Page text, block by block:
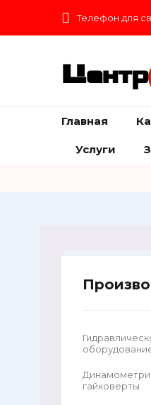
Телефон для
Центр
Главная
Услуги
гайковерты